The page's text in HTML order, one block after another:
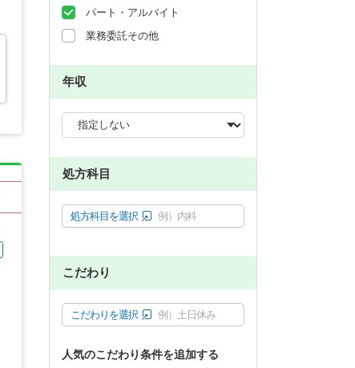
パート・アルバイト
業務委託その他
年収
処方科目
処方科目を選択 例）内科
こだわり
こだわりを選択 例）土日休み
人気のこだわり条件を追加する